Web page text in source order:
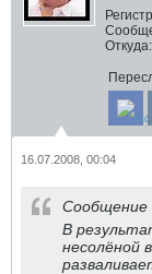
Откуда:
16.07.2008, 00:04
Сообщение
В
несолёной